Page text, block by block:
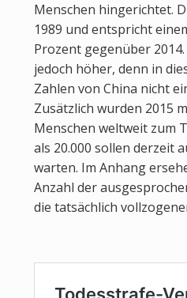
Menschen hingerichtet.
1989 und entspricht
Prozent gegenüber
jedoch höher, denn in
Zahlen von China nicht
Zusätzlich wurden 2015
Menschen weltweit zum
als 20.000 sollen derzeit
warten. Im Anhang
Anzahl der
die tatsächlich